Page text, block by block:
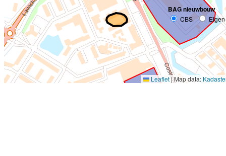
BAG nieuwbouw
CBS Eigen
Leaflet|Map data: